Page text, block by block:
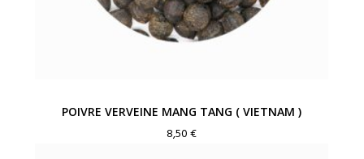
POIVRE VERVEINE MANG TANG ( VIETNAM )
8,50€